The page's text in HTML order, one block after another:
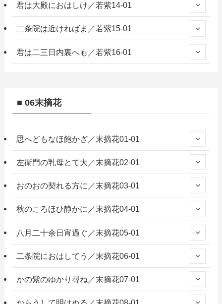
君は大殿におはしけ／若紫14-01
二条院は近ければま／若紫15-01
君は二三日内裏へも／若紫16-01
■ 06末摘花
思へどもなほ飽かざ／末摘花01-01
左衛門の乳母とて大／末摘花02-01
おのおの契れる方に／末摘花03-01
秋のころほひ静かに／末摘花04-01
八月二十余日宵過ぐ／末摘花05-01
二条院におはしてう／末摘花06-01
かの紫のゆかり尋ね／末摘花07-01